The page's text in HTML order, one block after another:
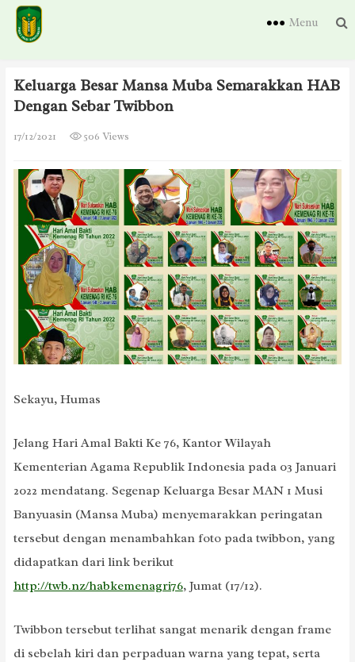
Menu
Keluarga Besar Mansa Muba Semarakkan HAB
Dengan Sebar Twibbon
17/12/2021 506 Views
Sekayu, Humas
Jelang Hari Amal Bakti Ke 76, Kantor Wilayah
Kementerian Agama Republik Indonesia pada 03 Januari
2022 mendatang. Segenap Keluarga Besar MAN 1 Musi
Banyuasin (Mansa Muba) menyemarakkan peringatan
tersebut dengan menambahkan foto pada twibbon, yang
didapatkan dari link berikut
http://twb.nz/habkemenagri76, Jumat (17/12).
Twibbon tersebut terlihat sangat menarik dengan frame
di sebelah kiri dan perpaduan warna yang tepat, serta